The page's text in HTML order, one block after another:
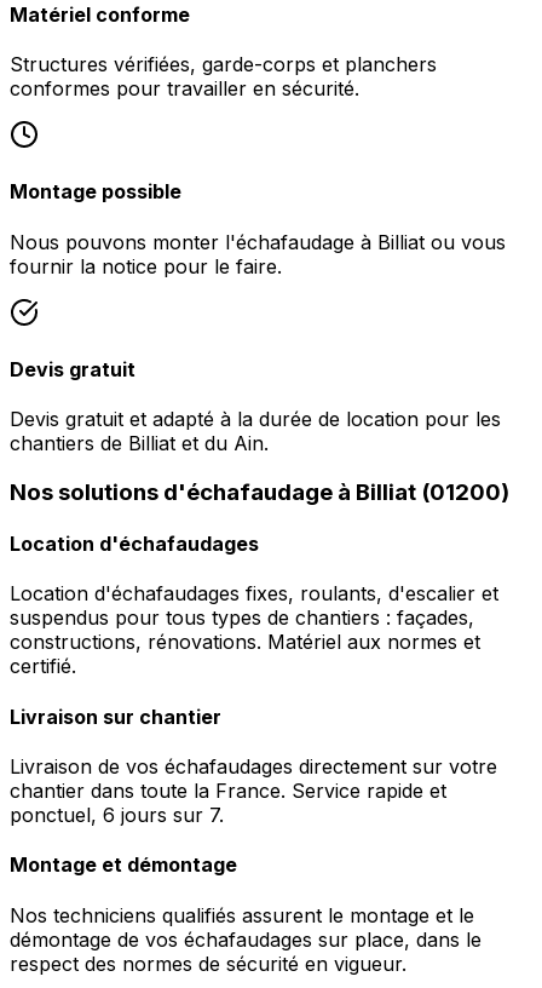
Matériel conforme
Structures vérifiées, garde-corps et planchers
conformes pour travailler en sécurité.
Montage possible
Nous pouvons monter l'échafaudage à Billiat ou vous
fournir la notice pour le faire.
Devis gratuit
Devis gratuit et adapté à la durée de location pour les
chantiers de Billiat et du Ain.
Nos solutions d'échafaudage à Billiat (01200)
Location d'échafaudages
Location d'échafaudages fixes, roulants, d'escalier et
suspendus pour tous types de chantiers : façades,
constructions, rénovations. Matériel aux normes et
certifié.
Livraison sur chantier
Livraison de vos échafaudages directement sur votre
chantier dans toute la France. Service rapide et
ponctuel, 6 jours sur 7.
Montage et démontage
Nos techniciens qualifiés assurent le montage et le
démontage de vos échafaudages sur place, dans le
respect des normes de sécurité en vigueur.